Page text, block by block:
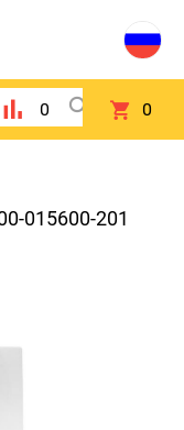
0 0
015600-201